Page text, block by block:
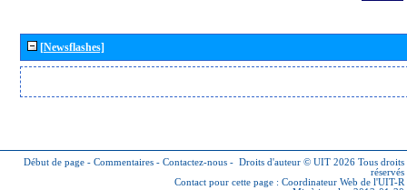
[Newsflashes]
Début de page - Commentaires - Contactez-nous - Droits d'auteur © UIT 2026 Tous droits
réservés
Contact pour cette page : Coordinateur Web de l'UIT-R